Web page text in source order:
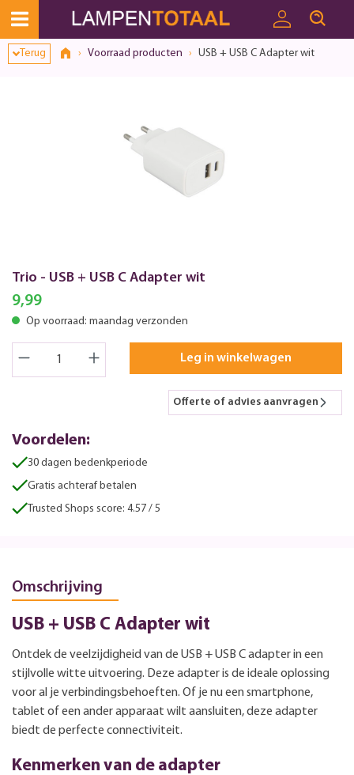
Terug Voorraad producten USB + USB C Adapter wit
Trio - USB + USB C Adapter wit
9,99
Op voorraad: maandag verzonden
Leg in winkelwagen
Offerte of advies aanvragen
Voordelen:
30 dagen bedenkperiode
Gratis achteraf betalen
Trusted Shops score: 4.57 / 5
Omschrijving
USB + USB C Adapter wit
Ontdek de veelzijdigheid van de USB + USB C adapter in een
stijlvolle witte uitvoering. Deze adapter is de ideale oplossing
voor al je verbindingsbehoeften. Of je nu een smartphone,
tablet of een ander apparaat wilt aansluiten, deze adapter
biedt de perfecte connectiviteit.
Kenmerken van de adapter